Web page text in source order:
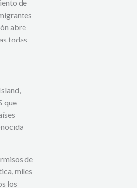
de
abre
todas
que
de
miles
los